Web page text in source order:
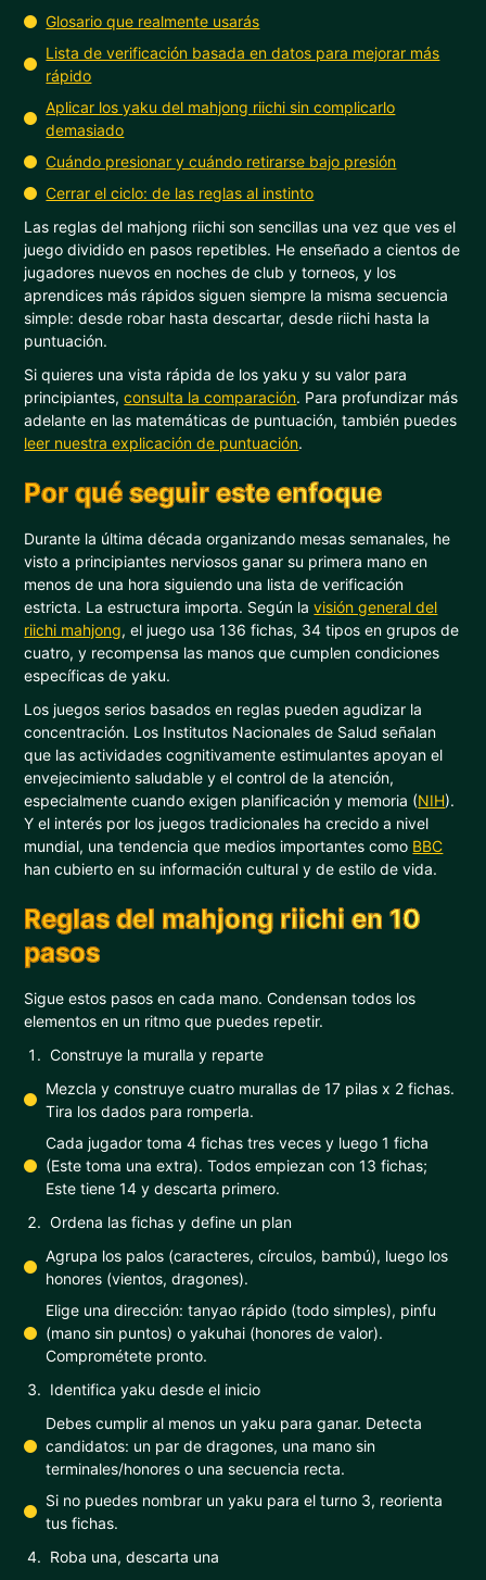
Glosario que realmente usarás
Lista de verificación basada en datos para mejorar más
rápido
Aplicar los yaku del mahjong riichi sin complicarlo
demasiado
Cuándo presionar y cuándo retirarse bajo presión
Cerrar el ciclo: de las reglas al instinto
Las reglas del mahjong riichi son sencillas una vez que ves el
juego dividido en pasos repetibles. He enseñado a cientos de
jugadores nuevos en noches de club y torneos, y los
aprendices más rápidos siguen siempre la misma secuencia
simple: desde robar hasta descartar, desde riichi hasta la
puntuación.
Si quieres una vista rápida de los yaku y su valor para
principiantes,consulta la comparación. Para profundizar más
adelante en las matemáticas de puntuación, también puedes
leer nuestra explicación de puntuación.
Por qué seguir este enfoque
Durante la última década organizando mesas semanales, he
visto a principiantes nerviosos ganar su primera mano en
menos de una hora siguiendo una lista de verificación
estricta. La estructura importa. Según lavisión general del
riichi mahjong, el juego usa 136 fichas, 34 tipos en grupos de
cuatro, y recompensa las manos que cumplen condiciones
específicas de yaku.
Los juegos serios basados en reglas pueden agudizar la
concentración. Los Institutos Nacionales de Salud señalan
que las actividades cognitivamente estimulantes apoyan el
envejecimiento saludable y el control de la atención,
especialmente cuando exigen planificación y memoria (NIH).
Y el interés por los juegos tradicionales ha crecido a nivel
mundial, una tendencia que medios importantes como BBC
han cubierto en su información cultural y de estilo de vida.
Reglas del mahjong riichi en 10
pasos
Sigue estos pasos en cada mano. Condensan todos los
elementos en un ritmo que puedes repetir.
Construye la muralla y reparte
Mezcla y construye cuatro murallas de 17 pilas x 2 fichas.
Tira los dados para romperla.
Cada jugador toma 4 fichas tres veces y luego 1 ficha
(Este toma una extra). Todos empiezan con 13 fichas;
Este tiene 14 y descarta primero.
Ordena las fichas y define un plan
Agrupa los palos (caracteres, círculos, bambú), luego los
honores (vientos, dragones).
Elige una dirección: tanyao rápido (todo simples), pinfu
(mano sin puntos) o yakuhai (honores de valor).
Comprométete pronto.
Identifica yaku desde el inicio
Debes cumplir al menos un yaku para ganar. Detecta
candidatos: un par de dragones, una mano sin
terminales/honores o una secuencia recta.
Si no puedes nombrar un yaku para el turno 3, reorienta
tus fichas.
Roba una, descarta una